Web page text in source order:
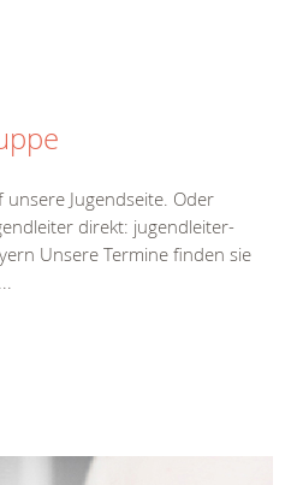
Jugendseite. Oder
direkt: jugendleiter-
Unsere Termine finden sie